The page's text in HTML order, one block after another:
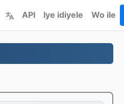
API Iye idiyele Wo ile